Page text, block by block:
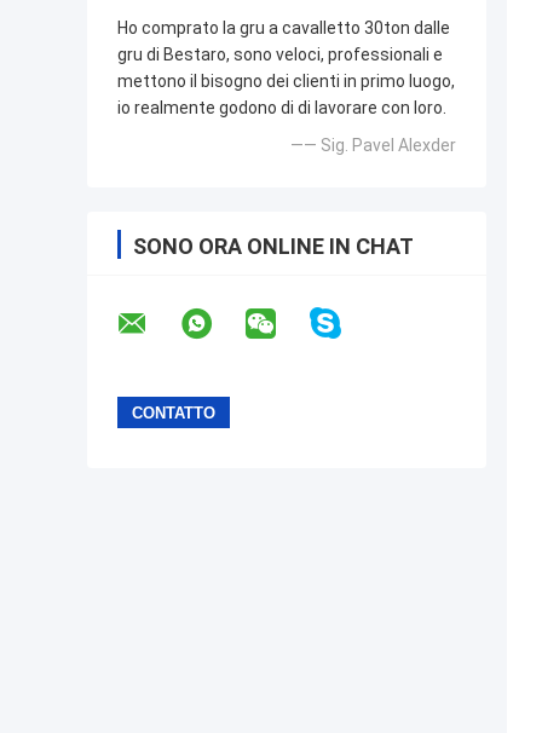
Ho comprato la gru a cavalletto 30ton dalle
gru di Bestaro, sono veloci, professionali e
mettono il bisogno dei clienti in primo luogo,
io realmente godono di di lavorare con loro.
—— Sig. Pavel Alexder
SONO ORA ONLINE IN CHAT